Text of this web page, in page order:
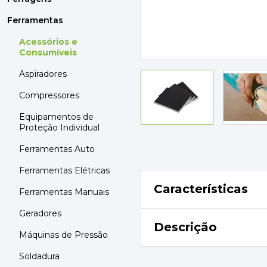
MOBILIÁRIO
PAVIMENTOS E REVESTIMENTOS
SKIL
Ferramentas
Acessórios e
Consumíveis
Aspiradores
Compressores
Equipamentos de
Proteção Individual
Ferramentas Auto
Ferramentas Elétricas
Ferramentas Manuais
Geradores
Máquinas de Pressão
Soldadura
Características
Descrição